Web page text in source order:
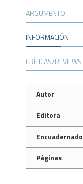
ARGUMENTO
INFORMACIÓN
CRÍTICAS/REVIEWS
Autor
Editora
Encuadernado
Páginas